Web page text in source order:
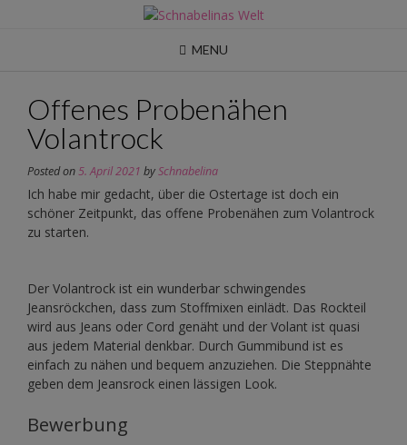
MENU
Offenes Probenähen
Volantrock
Posted on5. April 2021 bySchnabelina
Ich habe mir gedacht, über die Ostertage ist doch ein
schöner Zeitpunkt, das offene Probenähen zum Volantrock
zu starten.
Der Volantrock ist ein wunderbar schwingendes
Jeansröckchen, dass zum Stoffmixen einlädt. Das Rockteil
wird aus Jeans oder Cord genäht und der Volant ist quasi
aus jedem Material denkbar. Durch Gummibund ist es
einfach zu nähen und bequem anzuziehen. Die Steppnähte
geben dem Jeansrock einen lässigen Look.
Bewerbung